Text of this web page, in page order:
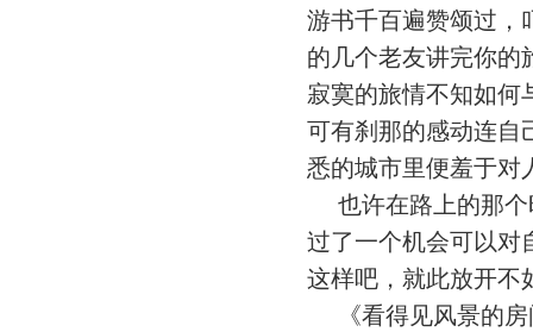
游书千百遍赞颂过，
的几个老友讲完你的
寂寞的旅情不知如何
可有刹那的感动连自
悉的城市里便羞于对
也许在路上的那个
过了一个机会可以对
这样吧，就此放开不
《看得见风景的房